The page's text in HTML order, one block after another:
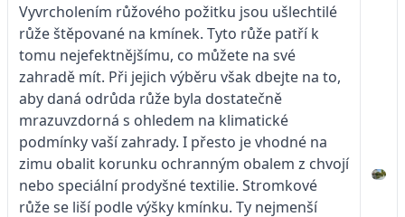
Vyvrcholením růžového požitku jsou ušlechtilé
růže štěpované na kmínek. Tyto růže patří k
tomu nejefektnějšímu, co můžete na své
zahradě mít. Při jejich výběru však dbejte na to,
aby daná odrůda růže byla dostatečně
mrazuvzdorná s ohledem na klimatické
podmínky vaší zahrady. I přesto je vhodné na
zimu obalit korunku ochranným obalem z chvojí
nebo speciální prodyšné textilie. Stromkové
růže se liší podle výšky kmínku. Ty nejmenší